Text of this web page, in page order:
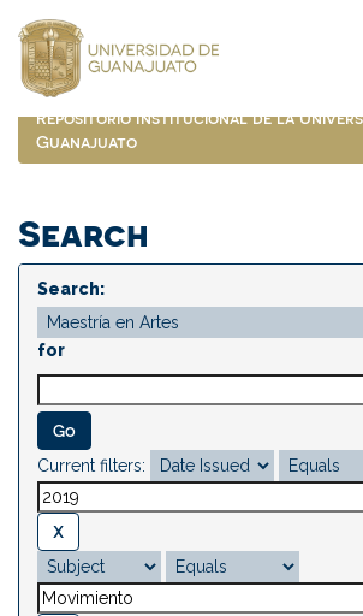
navigation
Repositorio Institucional de la
Guanajuato
Search
Search:
for
Current filters: